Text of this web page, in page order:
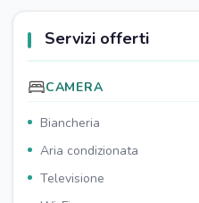
Servizi offerti
CAMERA
Biancheria
Aria condizionata
Televisione